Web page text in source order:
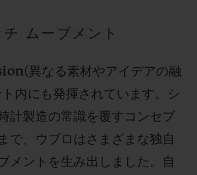
ムーブメント
異なる素材やアイデアの融
ト内にも発揮されています。シ
計製造の常識を覆すコンセプ
で、ウブロはさまざまな独自
メントを生み出しました。自